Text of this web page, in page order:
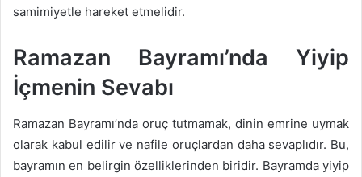
samimiyetle hareket etmelidir.
Ramazan Bayramı’nda Yiyip
İçmenin Sevabı
Ramazan Bayramı’nda oruç tutmamak, dinin emrine uymak
olarak kabul edilir ve nafile oruçlardan daha sevaplıdır. Bu,
bayramın en belirgin özelliklerinden biridir. Bayramda yiyip